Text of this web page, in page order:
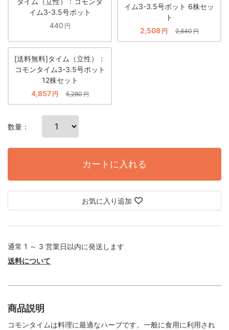
イム3-3.5号ポット
440 円
イム3-3.5号ポット 6株セッ
ト
2,508 円 2,640円
[送料無料]タイム（立性）：
コモンタイム3-3.5号ポット
12株セット
4,857 円 5,280円
数量：
カートに入れる
お気に入り追加
通常 1 ～ 3 営業日以内に発送します
送料について
商品説明
コモンタイムは料理に最適なハーブです。一般に食用に利用され